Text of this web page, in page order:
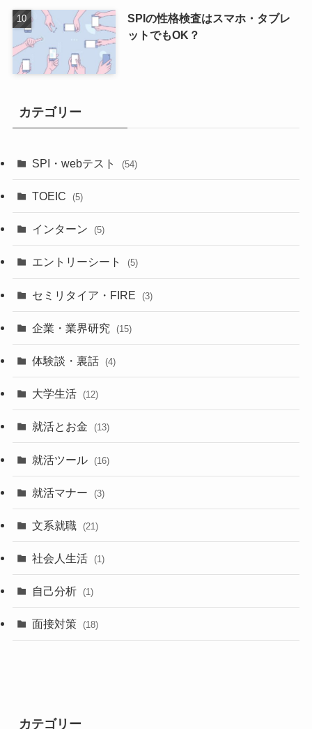
SPIの性格検査はスマホ・タブレ
ットでもOK？
カテゴリー
SPI・webテスト (54)
TOEIC (5)
インターン (5)
エントリーシート (5)
セミリタイア・FIRE (3)
企業・業界研究 (15)
体験談・裏話 (4)
大学生活 (12)
就活とお金 (13)
就活ツール (16)
就活マナー (3)
文系就職 (21)
社会人生活 (1)
自己分析 (1)
面接対策 (18)
カテゴリー